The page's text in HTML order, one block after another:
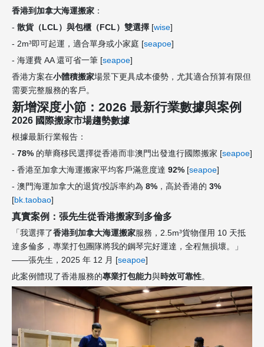
香港到加拿大海運搬家 ：
- 散貨（LCL）與包櫃（FCL）雙選擇 [wise]
- 2m³即可起運，適合單身或小家庭 [seapoe]
- 海運費 AA 還可省一筆 [seapoe]
香港方案在小體積搬家場景下更具成本優勢，尤其適合預算有限但
需要完整服務的客戶。
新增深度小節：2026 最新行業數據與案例
2026 國際搬家市場趨勢數據
根據最新行業報告：
- 78% 的華裔移民選擇從香港而非澳門出發進行國際搬家 [seapoe]
- 香港至加拿大海運搬家平均客戶滿意度達 92% [seapoe]
- 澳門海運加拿大的退貨/投訴率約為 8% ，高於香港的 3%
[bk.taobao]
真實案例：張先生從香港搬家到多倫多
「我選擇了香港到加拿大海運搬家服務，2.5m³貨物僅用 10 天抵
達多倫多，專業打包團隊將我的鋼琴完好運達，全程無損壞。」
——張先生，2025 年 12 月 [seapoe]
此案例體現了香港服務的專業打包能力與時效可靠性。